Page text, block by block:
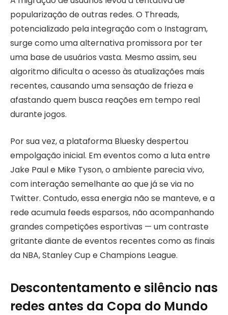
popularização de outras redes. O Threads,
potencializado pela integração com o Instagram,
surge como uma alternativa promissora por ter
uma base de usuários vasta. Mesmo assim, seu
algoritmo dificulta o acesso às atualizações mais
recentes, causando uma sensação de frieza e
afastando quem busca reações em tempo real
durante jogos.
Por sua vez, a plataforma Bluesky despertou
empolgação inicial. Em eventos como a luta entre
Jake Paul e Mike Tyson, o ambiente parecia vivo,
com interação semelhante ao que já se via no
Twitter. Contudo, essa energia não se manteve, e a
rede acumula feeds esparsos, não acompanhando
grandes competições esportivas — um contraste
gritante diante de eventos recentes como as finais
da NBA, Stanley Cup e Champions League.
Descontentamento e silêncio nas
redes antes da Copa do Mundo